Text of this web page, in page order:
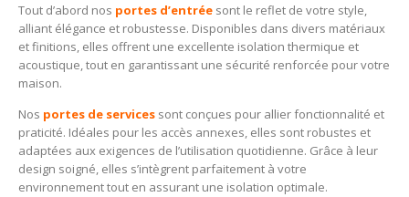
Tout d’abord nos portes d’entrée sont le reflet de votre style,
alliant élégance et robustesse. Disponibles dans divers matériaux
et finitions, elles offrent une excellente isolation thermique et
acoustique, tout en garantissant une sécurité renforcée pour votre
maison.
Nos portes de services sont conçues pour allier fonctionnalité et
praticité. Idéales pour les accès annexes, elles sont robustes et
adaptées aux exigences de l’utilisation quotidienne. Grâce à leur
design soigné, elles s’intègrent parfaitement à votre
environnement tout en assurant une isolation optimale.